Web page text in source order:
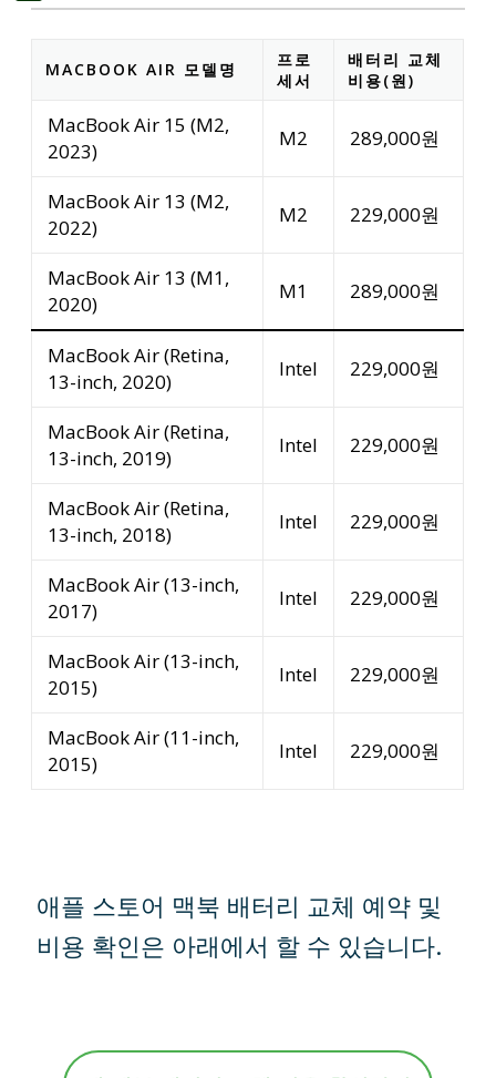
MACBOOK AIR 모델명
프로
세서
배터리 교체
비용(원)
MacBook Air 15 (M2,
2023)
M2 289,000원
MacBook Air 13 (M2,
2022)
M2 229,000원
MacBook Air 13 (M1,
2020)
M1 289,000원
MacBook Air (Retina,
13-inch, 2020)
Intel 229,000원
MacBook Air (Retina,
13-inch, 2019)
Intel 229,000원
MacBook Air (Retina,
13-inch, 2018)
Intel 229,000원
MacBook Air (13-inch,
2017)
Intel 229,000원
MacBook Air (13-inch,
2015)
Intel 229,000원
MacBook Air (11-inch,
2015)
Intel 229,000원
애플 스토어 맥북 배터리 교체 예약 및
비용 확인은 아래에서 할 수 있습니다.